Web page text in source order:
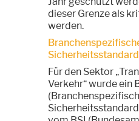
dieser Grenze als
werden.
Sicherheitsstandard
Für den Sektor
Verkehr“ wurde ein